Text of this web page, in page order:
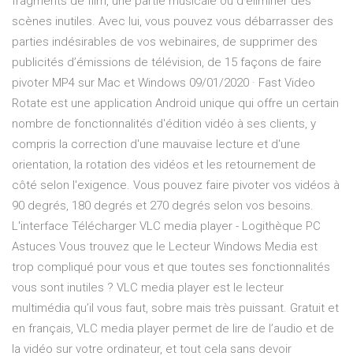
scènes inutiles. Avec lui, vous pouvez vous débarrasser des
parties indésirables de vos webinaires, de supprimer des
publicités d’émissions de télévision, de 15 façons de faire
pivoter MP4 sur Mac et Windows 09/01/2020 · Fast Video
Rotate est une application Android unique qui offre un certain
nombre de fonctionnalités d'édition vidéo à ses clients, y
compris la correction d'une mauvaise lecture et d'une
orientation, la rotation des vidéos et les retournement de
côté selon l'exigence. Vous pouvez faire pivoter vos vidéos à
90 degrés, 180 degrés et 270 degrés selon vos besoins.
L'interface Télécharger VLC media player - Logithèque PC
Astuces Vous trouvez que le Lecteur Windows Media est
trop compliqué pour vous et que toutes ses fonctionnalités
vous sont inutiles ? VLC media player est le lecteur
multimédia qu’il vous faut, sobre mais très puissant. Gratuit et
en français, VLC media player permet de lire de l’audio et de
la vidéo sur votre ordinateur, et tout cela sans devoir